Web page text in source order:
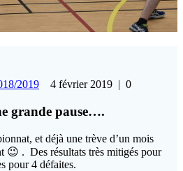
2019 4 février 2019 | 0
grande pause….
et déjà une trève d’un mois
😉 . Des résultats très mitigés pour
pour 4 défaites.